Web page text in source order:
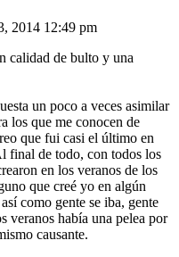
2014 12:49 pm
calidad de bulto y una
un poco a veces asimilar
los que me conocen de
que fui casi el último en
final de todo, con todos los
en los veranos de los
que creé yo en algún
como gente se iba, gente
veranos había una pelea por
causante.